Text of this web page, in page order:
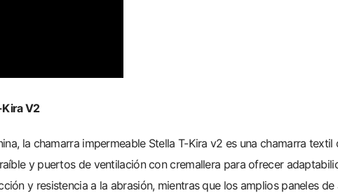
V2
la chamarra impermeable Stella T-Kira v2 es una chamarra
y puertos de ventilación con cremallera para ofrecer
y resistencia a la abrasión, mientras que los amplios paneles